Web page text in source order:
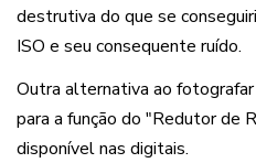
destrutiva do que se
ISO e seu consequente ruído.
Outra alternativa ao
para a função do "Redutor de
disponívelnas digitais.